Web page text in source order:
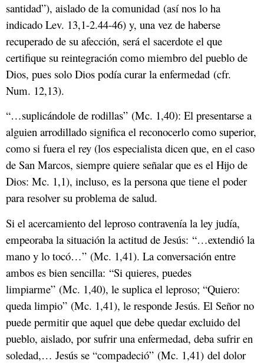
santidad”), aislado de la comunidad (así nos lo ha
indicado Lev. 13,1-2.44-46) y, una vez de haberse
recuperado de su afección, será el sacerdote el que
certifique su reintegración como miembro del pueblo de
Dios, pues solo Dios podía curar la enfermedad (cfr.
Num. 12,13).
“…suplicándole de rodillas” (Mc. 1,40): El presentarse a
alguien arrodillado significa el reconocerlo como superior,
como si fuera el rey (los especialista dicen que, en el caso
de San Marcos, siempre quiere señalar que es el Hijo de
Dios: Mc. 1,1), incluso, es la persona que tiene el poder
para resolver su problema de salud.
Si el acercamiento del leproso contravenía la ley judía,
empeoraba la situación la actitud de Jesús: “…extendió la
mano y lo tocó…” (Mc. 1,41). La conversación entre
ambos es bien sencilla: “Si quieres, puedes
limpiarme” (Mc. 1,40), le suplica el leproso; “Quiero:
queda limpio” (Mc. 1,41), le responde Jesús. El Señor no
puede permitir que aquel que debe quedar excluido del
pueblo, aislado, por sufrir una enfermedad, deba sufrir en
soledad,… Jesús se “compadeció” (Mc. 1,41) del dolor